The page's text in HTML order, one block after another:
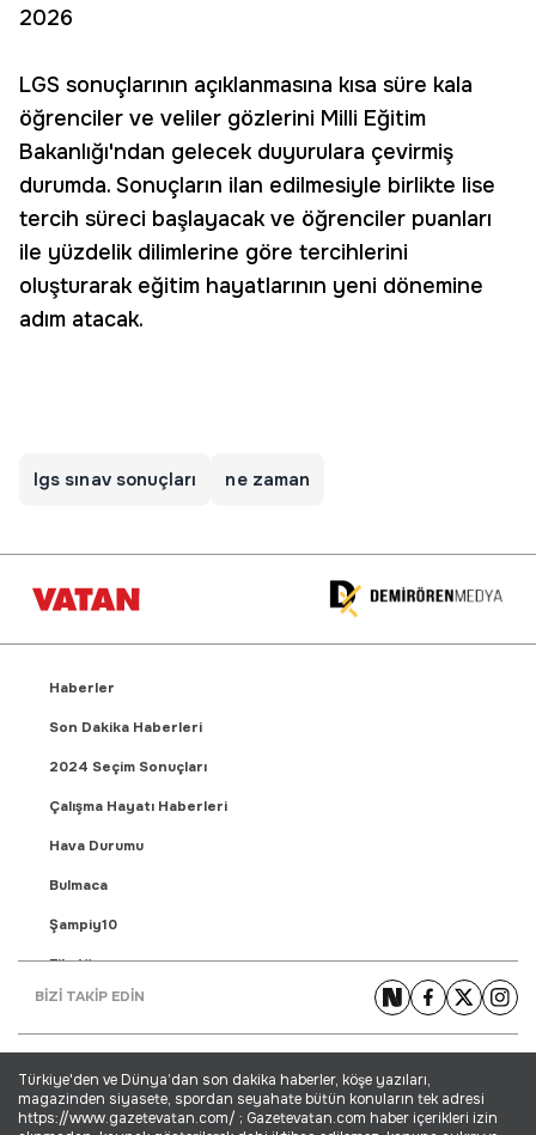
2026
LGS sonuçlarının açıklanmasına kısa süre kala
öğrenciler ve veliler gözlerini Milli Eğitim
Bakanlığı'ndan gelecek duyurulara çevirmiş
durumda. Sonuçların ilan edilmesiyle birlikte lise
tercih süreci başlayacak ve öğrenciler puanları
ile yüzdelik dilimlerine göre tercihlerini
oluşturarak eğitim hayatlarının yeni dönemine
adım atacak.
lgs sınav sonuçları ne zaman
Haberler
Son Dakika Haberleri
2024 Seçim Sonuçları
Çalışma Hayatı Haberleri
Hava Durumu
Bulmaca
Şampiy10
Fikstür
Puan Durumu
Yaşam Haberleri
Ekonomi Haberleri
BİZİ TAKİP EDİN
Türkiye'den ve Dünya’dan son dakika haberler, köşe yazıları,
magazinden siyasete, spordan seyahate bütün konuların tek adresi
https://www.gazetevatan.com/ ; Gazetevatan.com haber içerikleri izin